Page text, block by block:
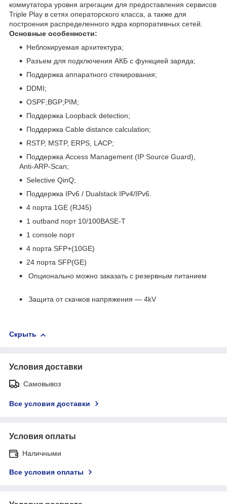
коммутатора уровня агрегации для предоставления сервисов
Triple Play в сетях операторского класса, а также для
построения распределенного ядра корпоративных сетей.
Основные особенности:
Неблокируемая архитектура;
Разъем для подключения АКБ с функцией заряда;
Поддержка аппаратного стекирования;
DDMI;
OSPF;BGP;PIM;
Поддержка Loopback detection;
Поддержка Cable distance calculation;
RSTP, MSTP, ERPS, LACP;
Поддержка Access Management (IP Source Guard),
Anti-ARP-Scan;
Selective QinQ;
Поддержка IPv6 / Dualstack IPv4/IPv6.
4 порта 1GE (RJ45)
1 outband порт 10/100BASE-T
1 console порт
4 порта SFP+(10GE)
24 порта SFP(GE)
Опционально можно заказать с резервным питанием
Защита от скачков напряжения — 4kV
Скрыть
Условия доставки
Самовывоз
Все условия доставки
Условия оплаты
Наличными
Все условия оплаты